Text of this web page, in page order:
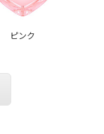
ピンク